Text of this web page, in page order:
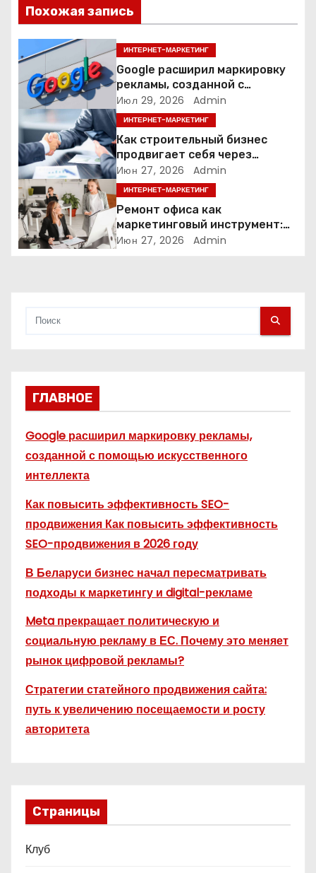
и
я
п
о
з
а
п
и
Похожая запись
ИНТЕРНЕТ-МАРКЕТИНГ
Google расширил маркировку
рекламы, созданной с
помощью искусственного
интеллекта
Июл 29, 2026 Admin
ИНТЕРНЕТ-МАРКЕТИНГ
Как строительный бизнес
продвигает себя через
контент: кейс кровельных
компаний
Июн 27, 2026 Admin
ИНТЕРНЕТ-МАРКЕТИНГ
Ремонт офиса как
маркетинговый инструмент:
почему физическое
Июн 27, 2026 Admin
ГЛАВНОЕ
Google расширил маркировку рекламы,
созданной с помощью искусственного
интеллекта
Как повысить эффективность SEO-
продвижения Как повысить эффективность
SEO-продвижения в 2026 году
В Беларуси бизнес начал пересматривать
подходы к маркетингу и digital-рекламе
Meta прекращает политическую и
социальную рекламу в ЕС. Почему это меняет
рынок цифровой рекламы?
Стратегии статейного продвижения сайта:
путь к увеличению посещаемости и росту
авторитета
Страницы
Клуб